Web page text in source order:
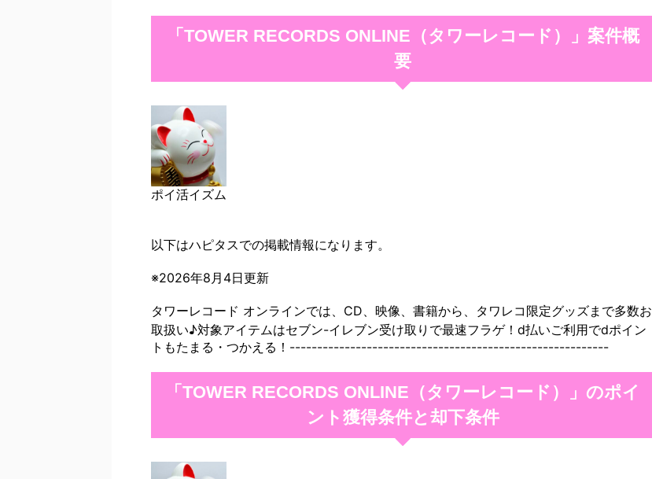
「TOWER RECORDS ONLINE（タワーレコード）」案件概
要
ポイ活イズム
以下はハピタスでの掲載情報になります。
※2026年8月4日更新
タワーレコード オンラインでは、CD、映像、書籍から、タワレコ限定グッズまで多数お
取扱い♪対象アイテムはセブン-イレブン受け取りで最速フラゲ！d払いご利用でdポイン
トもたまる・つかえる！----------------------------------------------------------
「TOWER RECORDS ONLINE（タワーレコード）」のポイ
ント獲得条件と却下条件